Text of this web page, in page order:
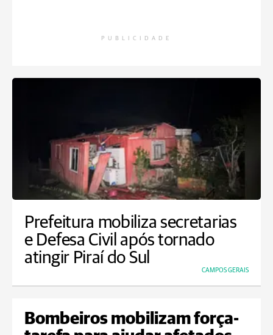
PUBLICIDADE
Prefeitura mobiliza secretarias
e Defesa Civil após tornado
atingir Piraí do Sul
CAMPOS GERAIS
Bombeiros mobilizam força-